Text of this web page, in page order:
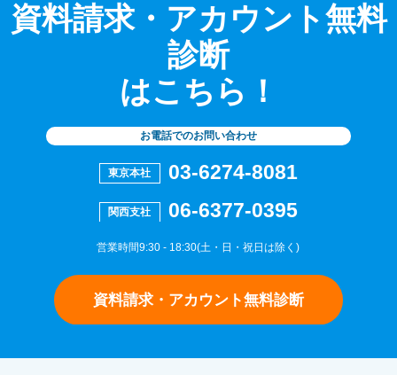
資料請求・アカウント無料
診断
はこちら！
お電話でのお問い合わせ
東京本社 03-6274-8081
関西支社 06-6377-0395
営業時間9:30 - 18:30(土・日・祝日は除く)
資料請求・アカウント無料診断